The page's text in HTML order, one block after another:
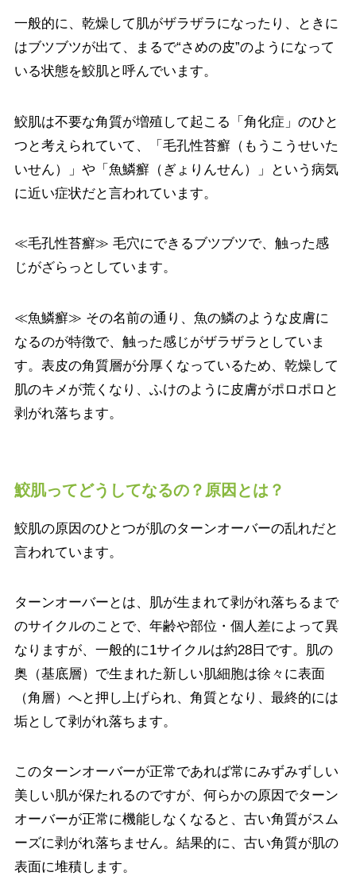
一般的に、乾燥して肌がザラザラになったり、ときに
はブツブツが出て、まるで“さめの皮”のようになって
いる状態を鮫肌と呼んでいます。
鮫肌は不要な角質が増殖して起こる「角化症」のひと
つと考えられていて、「毛孔性苔癬（もうこうせいた
いせん）」や「魚鱗癬（ぎょりんせん）」という病気
に近い症状だと言われています。
≪毛孔性苔癬≫ 毛穴にできるブツブツで、触った感
じがざらっとしています。
≪魚鱗癬≫ その名前の通り、魚の鱗のような皮膚に
なるのが特徴で、触った感じがザラザラとしていま
す。表皮の角質層が分厚くなっているため、乾燥して
肌のキメが荒くなり、ふけのように皮膚がポロポロと
剥がれ落ちます。
鮫肌ってどうしてなるの？原因とは？
鮫肌の原因のひとつが肌のターンオーバーの乱れだと
言われています。
ターンオーバーとは、肌が生まれて剥がれ落ちるまで
のサイクルのことで、年齢や部位・個人差によって異
なりますが、一般的に1サイクルは約28日です。肌の
奥（基底層）で生まれた新しい肌細胞は徐々に表面
（角層）へと押し上げられ、角質となり、最終的には
垢として剥がれ落ちます。
このターンオーバーが正常であれば常にみずみずしい
美しい肌が保たれるのですが、何らかの原因でターン
オーバーが正常に機能しなくなると、古い角質がスム
ーズに剥がれ落ちません。結果的に、古い角質が肌の
表面に堆積します。